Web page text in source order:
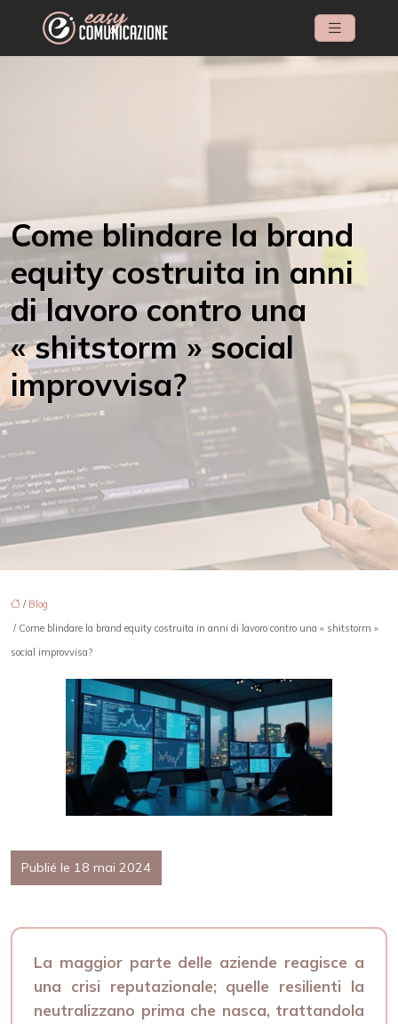
Come blindare la brand
equity costruita in anni
di lavoro contro una
« shitstorm » social
improvvisa?
/ Blog
/ Come blindare la brand equity costruita in anni di lavoro contro una « shitstorm »
social improvvisa?
Publié le 18 mai 2024
La maggior parte delle aziende reagisce a
una crisi reputazionale; quelle resilienti la
neutralizzano prima che nasca, trattandola